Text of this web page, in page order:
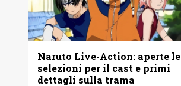
Naruto Live-Action: aperte le
selezioni per il cast e primi
dettagli sulla trama